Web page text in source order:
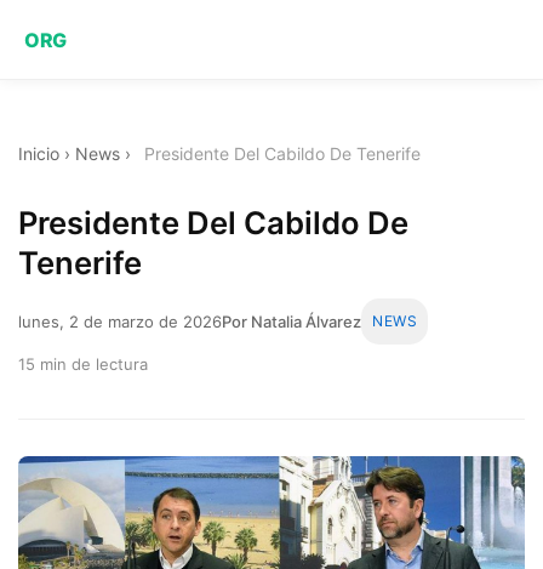
ORG
Inicio › News › Presidente Del Cabildo De Tenerife
Presidente Del Cabildo De
Tenerife
lunes, 2 de marzo de 2026Por Natalia Álvarez NEWS
15 min de lectura